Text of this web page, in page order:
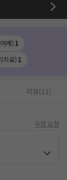
깨) 1
치료) 1
리뷰(11)
수정 요청